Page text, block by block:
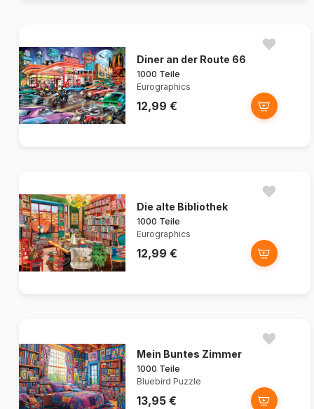
Diner an der Route 66
1000 Teile
Eurographics
12,99 €
Die alte Bibliothek
1000 Teile
Eurographics
12,99 €
Mein Buntes Zimmer
1000 Teile
Bluebird Puzzle
13,95 €